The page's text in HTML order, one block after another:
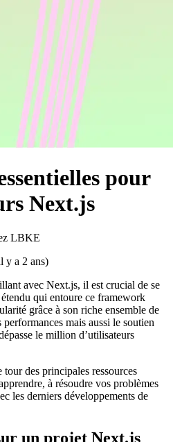
pour
Next.js
LBKE
y a 2 ans)
avec Next.js, il est crucial de se
qui entoure ce framework
grâce à son riche ensemble de
mais aussi le soutien
le million d’utilisateurs
des principales ressources
à résoudre vos problèmes
les derniers développements de
un projet Next.js